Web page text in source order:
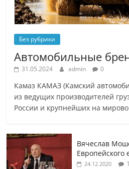
Без рубрики
Автомобильные
31.05.2024 admin 0
Камаз КАМАЗ (Камский
из ведущих производителей
России и крупнейших на
Вячеслав
Европейского
24.12.2020 1